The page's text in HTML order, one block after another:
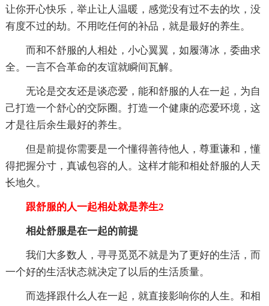
让你开心快乐，举止让人温暖，感觉没有过不去的坎，没
有度不过的劫。不用吃任何的补品，就是最好的养生。
而和不舒服的人相处，小心翼翼，如履薄冰，委曲求
全。一言不合革命的友谊就瞬间瓦解。
无论是交友还是谈恋爱，能和舒服的人在一起，为自
己打造一个舒心的交际圈。打造一个健康的恋爱环境，这
才是往后余生最好的养生。
但是前提你需要是一个懂得善待他人，尊重谦和，懂
得把握分寸，真诚包容的人。这样才能和相处舒服的人天
长地久。
跟舒服的人一起相处就是养生2
相处舒服是在一起的前提
我们大多数人，寻寻觅觅不就是为了更好的生活，而
一个好的生活状态就决定了以后的生活质量。
而选择跟什么人在一起，就直接影响你的人生。和相